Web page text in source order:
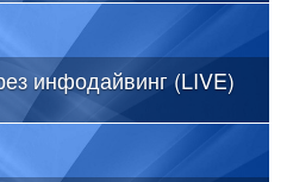
инфодайвинг (LIVE)